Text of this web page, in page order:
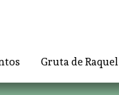
Gruta de Raquel